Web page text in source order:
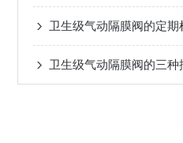
卫生级气动隔膜阀的定期
卫生级气动隔膜阀的三种